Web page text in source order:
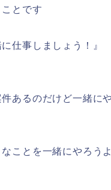
とです
仕事しましょう！』
件あるのだけど一緒に
ことを一緒にやろうよ